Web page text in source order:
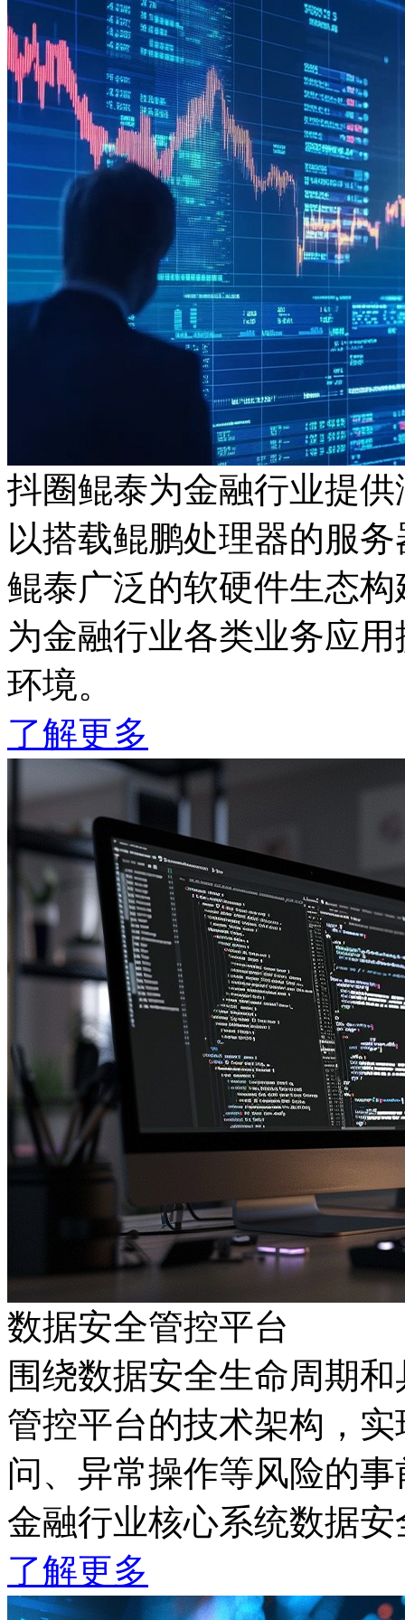
抖圈鲲泰为金融行业提
以搭载鲲鹏处理器的服务
鲲泰广泛的软硬件生态构
为金融行业各类业务应用提
环境。
了解更多
数据安全管控平台
围绕数据安全生命周期和
管控平台的技术架构，
问、异常操作等风险的
金融行业核心系统数据安
了解更多